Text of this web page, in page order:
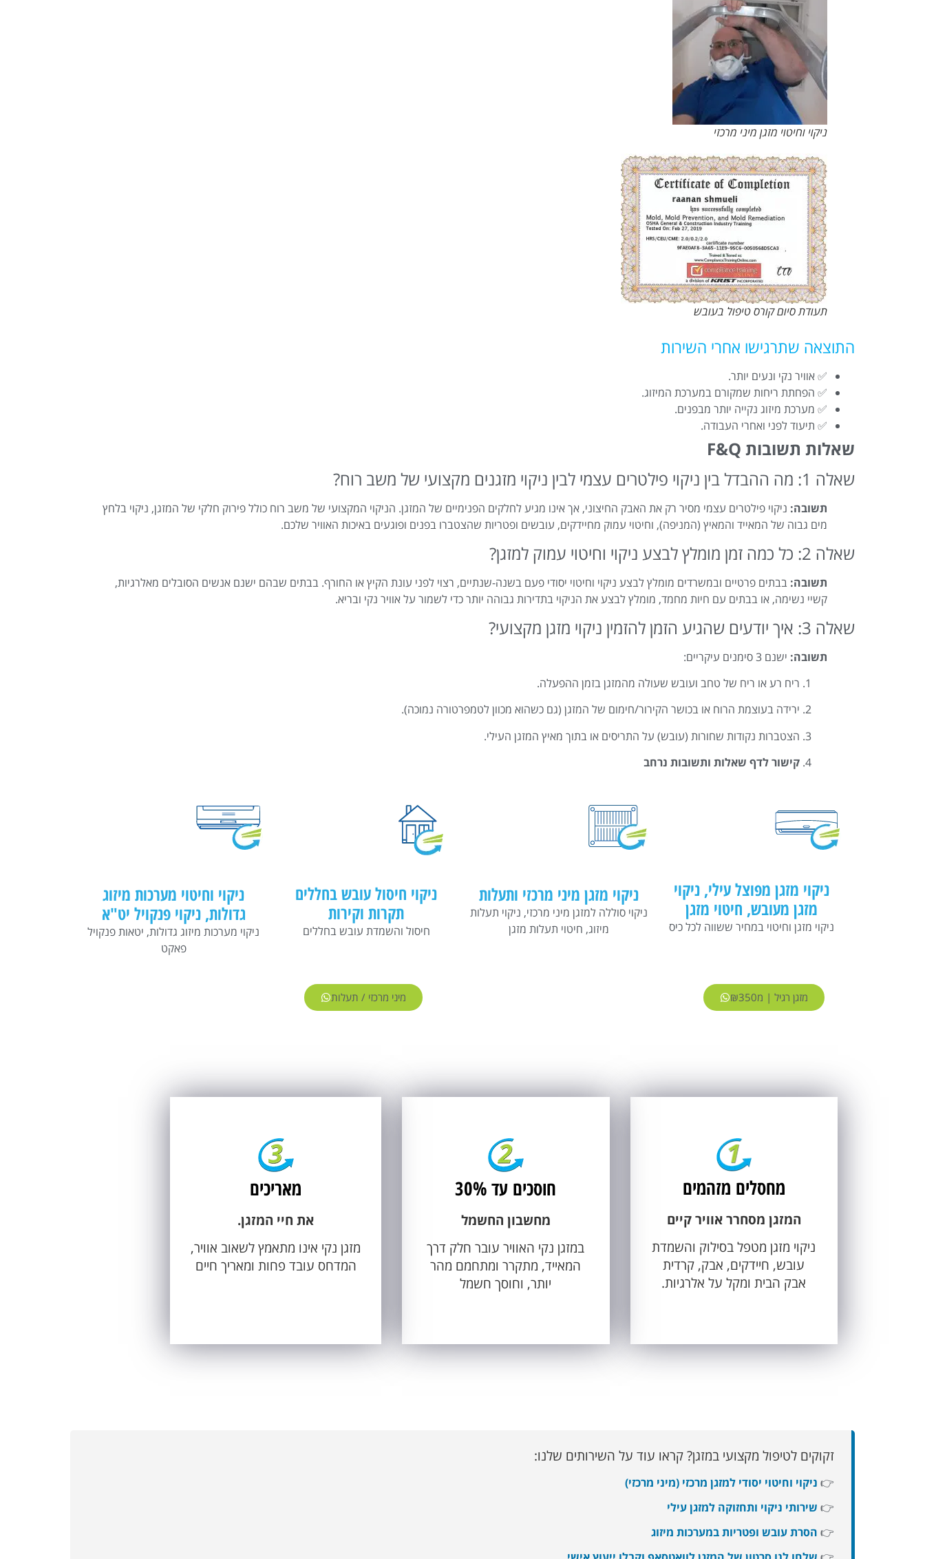
ניקוי וחיטוי מזגן מיני מרכזי
תעודת סיום קורס טיפול בעובש
התוצאה שתרגישו אחרי השירות
✅ אוויר נקי ונעים יותר.
✅ הפחתת ריחות שמקורם במערכת המיזוג.
✅ מערכת מיזוג נקייה יותר מבפנים.
✅ תיעוד לפני ואחרי העבודה.
שאלות תשובות F&Q
שאלה 1: מה ההבדל בין ניקוי פילטרים עצמי לבין ניקוי מזגנים מקצועי של משב רוח?
תשובה: ניקוי פילטרים עצמי מסיר רק את האבק החיצוני, אך אינו מגיע לחלקים הפנימיים של המזגן. הניקוי המקצועי של משב רוח כולל פירוק חלקי של המזגן, ניקוי בלחץ
מים גבוה של המאייד והמאיץ (המניפה), וחיטוי עמוק מחיידקים, עובשים ופטריות שהצטברו בפנים ופוגעים באיכות האוויר שלכם.
שאלה 2: כל כמה זמן מומלץ לבצע ניקוי וחיטוי עמוק למזגן?
תשובה: בבתים פרטיים ובמשרדים מומלץ לבצע ניקוי וחיטוי יסודי פעם בשנה-שנתיים, רצוי לפני עונת הקיץ או החורף. בבתים שבהם ישנם אנשים הסובלים מאלרגיות,
קשיי נשימה, או בבתים עם חיות מחמד, מומלץ לבצע את הניקוי בתדירות גבוהה יותר כדי לשמור על אוויר נקי ובריא.
שאלה 3: איך יודעים שהגיע הזמן להזמין ניקוי מזגן מקצועי?
תשובה: ישנם 3 סימנים עיקריים:
ריח רע או ריח של טחב ועובש שעולה מהמזגן בזמן ההפעלה.
ירידה בעוצמת הרוח או בכושר הקירור/חימום של המזגן (גם כשהוא מכוון לטמפרטורה נמוכה).
הצטברות נקודות שחורות (עובש) על התריסים או בתוך מאיץ המזגן העילי.
קישור לדף שאלות ותשובות נרחב
ניקוי מזגן מפוצל עילי, ניקוי
מזגן מעובש, חיטוי מזגן
ניקוי מזגן וחיטוי במחיר ששווה לכל כיס
ניקוי מזגן מיני מרכזי ותעלות
ניקוי סוללה למזגן מיני מרכזי, ניקוי תעלות
מיזוג, חיטוי תעלות מזגן
ניקוי חיסול עובש בחללים
תקרות וקירות
חיסול והשמדת עובש בחללים
ניקוי וחיטוי מערכות מיזוג
גדולות​, ניקוי פנקויל יט"א
ניקוי מערכות מיזוג גדולות​, יטאות פנקויל
פאקט
מזגן רגיל | מ₪350 מיני מרכזי / תעלות
מחסלים מזהמים
המזגן מסחרר אוויר קיים
ניקוי מזגן מטפל בסילוק והשמדת
עובש, חיידקים, אבק, קרדית
אבק הבית ומקל על אלרגיות.
חוסכים עד 30%
מחשבון החשמל
במזגן נקי האוויר עובר חלק דרך
המאייד, מתקרר ומתחמם מהר
יותר, וחוסך חשמל
מאריכים
את חיי המזגן.
מזגן נקי אינו מתאמץ לשאוב אוויר,
המדחס עובד פחות ומאריך חיים
זקוקים לטיפול מקצועי במזגן? קראו עוד על השירותים שלנו:
👉 ניקוי וחיטוי יסודי למזגן מרכזי (מיני מרכזי)
👉 שירותי ניקוי ותחזוקה למזגן עילי
👉 הסרת עובש ופטריות במערכות מיזוג